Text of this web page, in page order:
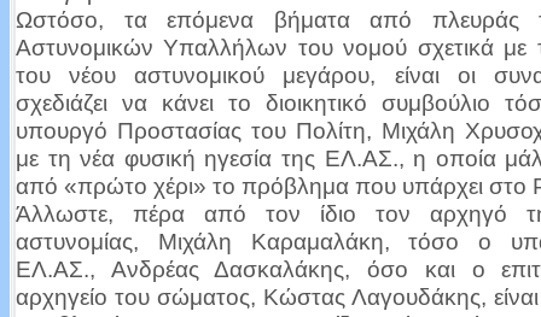
Ωστόσο, τα επόμενα βήματα από πλευράς
Αστυνομικών Υπαλλήλων του νομού σχετικά με
του νέου αστυνομικού μεγάρου, είναι οι
σχεδιάζει να κάνει το διοικητικό συμβούλιο
υπουργό Προστασίας του Πολίτη, Μιχάλη
με τη νέα φυσική ηγεσία της ΕΛ.ΑΣ., η οποία
από «πρώτο χέρι» το πρόβλημα που υπάρχει στο
Άλλωστε, πέρα από τον ίδιο τον αρχηγό
αστυνομίας, Μιχάλη Καραμαλάκη, τόσο ο
ΕΛ.ΑΣ., Ανδρέας Δασκαλάκης, όσο και ο
αρχηγείο του σώματος, Κώστας Λαγουδάκης,